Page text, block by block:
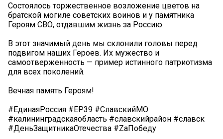
Состоялось торжественное возложение цветов на
братской могиле советских воинов и у памятника
Героям СВО, отдавшим жизнь за Россию.
В этот значимый день мы склонили головы перед
подвигом наших Героев. Их мужество и
самоотверженность — пример истинного патриотизма
для всех поколений.
Вечная память Героям!
#ЕдинаяРоссия #ЕР39 #СлавскийМО
#калининградскаяобласть #славскийрайон #славск
#ДеньЗащитникаОтечества #ZаПобеду